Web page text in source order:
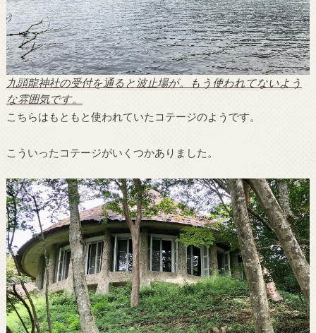
九頭龍神社の受付を通ると波止場が。もう使われてないよう
な雰囲気です。
こちらはもともと使われていたコテージのようです。
こういったコテージがいくつかありました。